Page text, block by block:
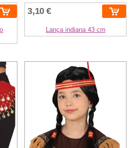
3,10 €
Lança indiana 43 cm